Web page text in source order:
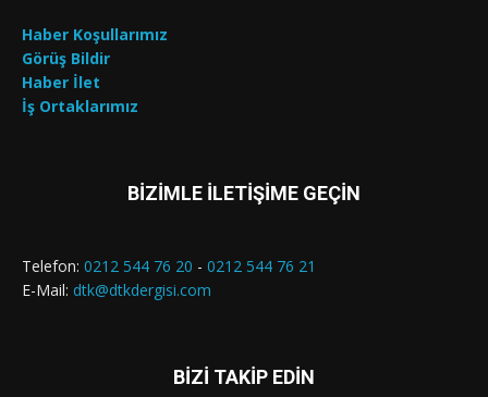
Haber Koşullarımız
Görüş Bildir
Haber İlet
İş Ortaklarımız
BİZİMLE İLETİŞİME GEÇİN
Telefon: 0212 544 76 20 - 0212 544 76 21
E-Mail: dtk@dtkdergisi.com
BİZİ TAKİP EDİN